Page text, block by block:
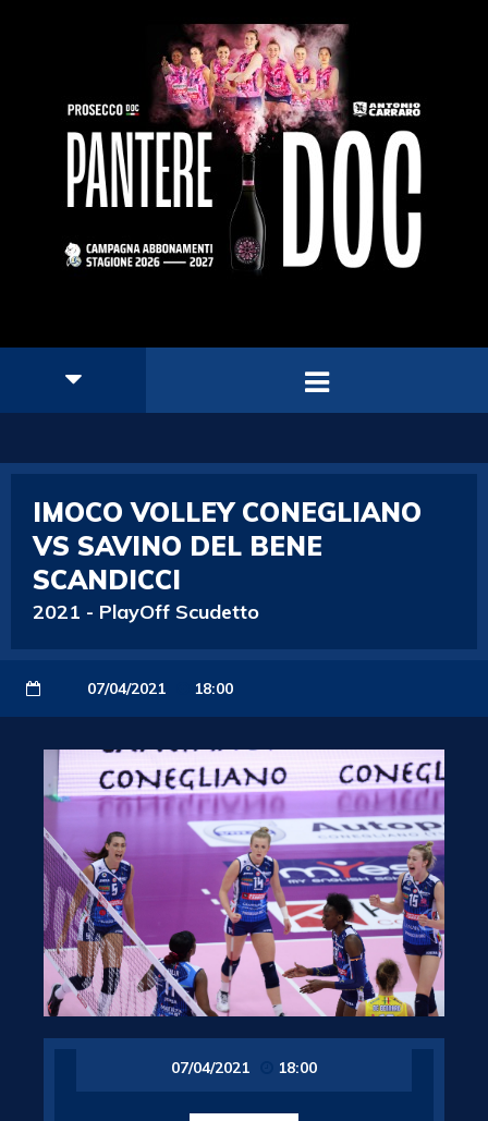
IMOCO VOLLEY CONEGLIANO
VS SAVINO DEL BENE
SCANDICCI
2021 - PlayOff Scudetto
07/04/2021 18:00
07/04/2021 18:00